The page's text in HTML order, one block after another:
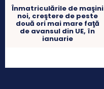
Înmatriculările de maşini
noi, creştere de peste
două ori mai mare faţă
de avansul din UE, în
ianuarie